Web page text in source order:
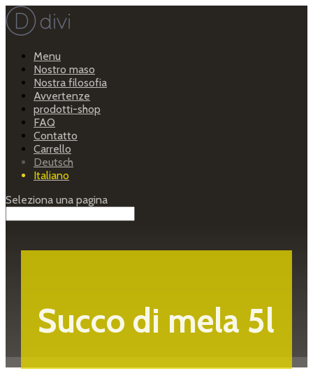
Menu
Nostro maso
Nostra filosofia
Avvertenze
prodotti-shop
FAQ
Contatto
Carrello
Deutsch
Italiano
Seleziona una pagina
Succo di mela 5l